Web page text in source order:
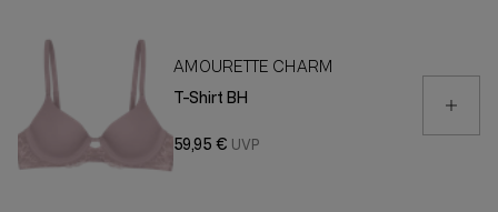
AMOURETTE CHARM
T-Shirt BH
59,95 €